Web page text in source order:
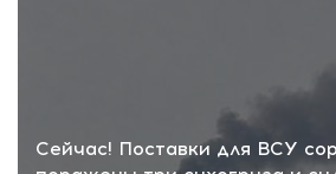
Сейчас! Поставки для ВСУ